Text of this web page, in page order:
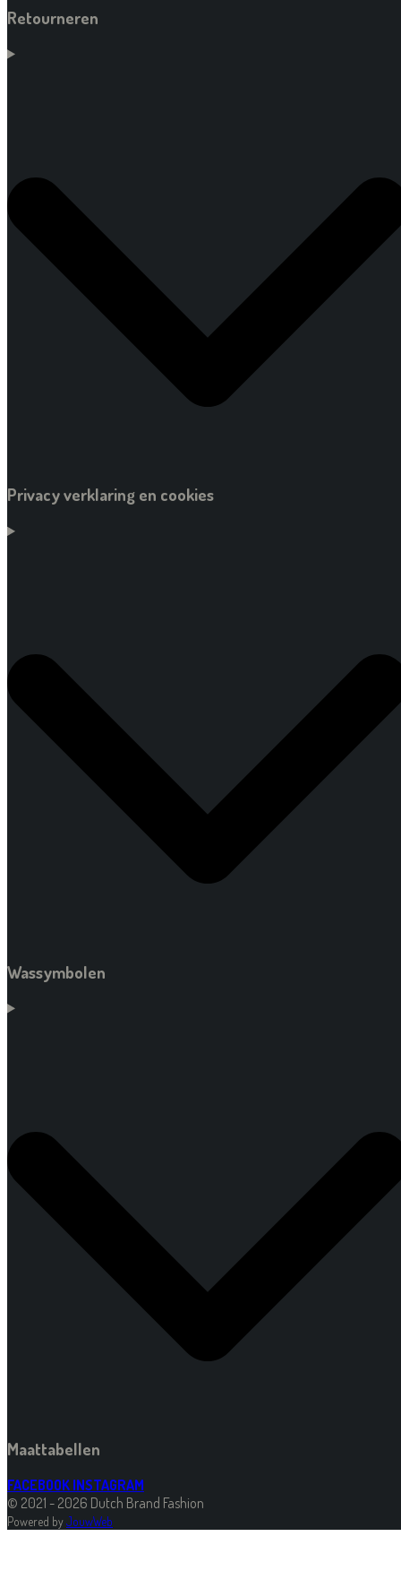
Retourneren
Privacy verklaring en cookies
Wassymbolen
Maattabellen
FACEBOOK INSTAGRAM
© 2021 - 2026 Dutch Brand Fashion
Powered byJouwWeb